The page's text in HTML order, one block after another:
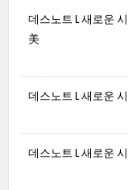
데스노트 L 새로운
美
데스노트 L 새로운
데스노트 L 새로운